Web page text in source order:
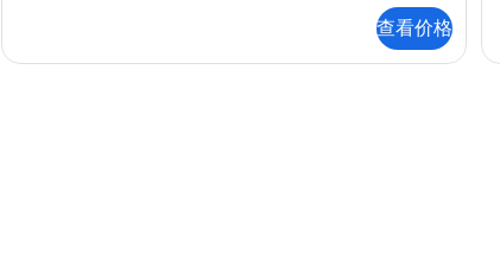
观
池
景
查看价格
花